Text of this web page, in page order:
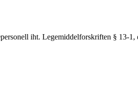
iht. Legemiddelforskriften § 13-